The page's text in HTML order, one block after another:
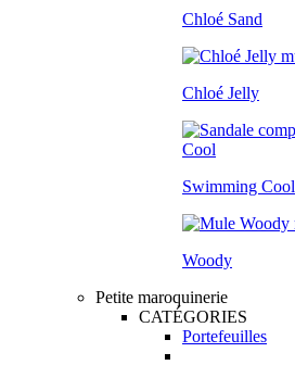
Chloé Sand
Chloé Jelly
Swimming Cool
Woody
Petite maroquinerie
CATÉGORIES
Portefeuilles